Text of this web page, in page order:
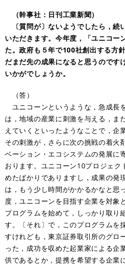
（幹事社：日刊工業新聞）
〔質問が〕ないようでしたら，続
いただきます。今年度，「ユニコー
た。政府も５年で100社創出する方
だまだ先の成果になると思うのです
いかがでしょうか。
（答）
ユニコーンというような，急成長
は，地域の産業に刺激を与える，ま
えていくといったようなことで，企
その刺激が，さらに次の挑戦の着火
ベーション・エコシステムの発展に
おります。ユニコーン10プロジェク
めたばかりでありますし，成果の発
は，もう少し時間がかかるかなと思
度，ユニコーンを目指す企業を対象
プログラムを始めて，しっかり取り
す。〔それ〕で，このプログラムを
すけれども，東京証券取引所のグロ
った，成功を収めた起業家による企
供であるとか，提携を希望する企業